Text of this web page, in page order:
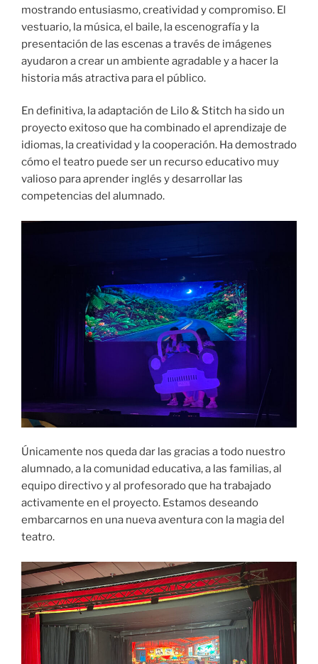
mostrando entusiasmo, creatividad y compromiso. El
vestuario, la música, el baile, la escenografía y la
presentación de las escenas a través de imágenes
ayudaron a crear un ambiente agradable y a hacer la
historia más atractiva para el público.
En definitiva, la adaptación de Lilo & Stitch ha sido un
proyecto exitoso que ha combinado el aprendizaje de
idiomas, la creatividad y la cooperación. Ha demostrado
cómo el teatro puede ser un recurso educativo muy
valioso para aprender inglés y desarrollar las
competencias del alumnado.
Únicamente nos queda dar las gracias a todo nuestro
alumnado, a la comunidad educativa, a las familias, al
equipo directivo y al profesorado que ha trabajado
activamente en el proyecto. Estamos deseando
embarcarnos en una nueva aventura con la magia del
teatro.